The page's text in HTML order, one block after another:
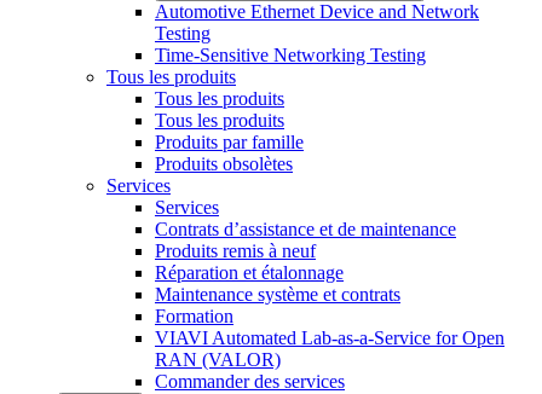
Automotive Ethernet Device and Network
Testing
Time-Sensitive Networking Testing
Tous les produits
Tous les produits
Tous les produits
Produits par famille
Produits obsolètes
Services
Services
Contrats d’assistance et de maintenance
Produits remis à neuf
Réparation et étalonnage
Maintenance système et contrats
Formation
VIAVI Automated Lab-as-a-Service for Open
RAN (VALOR)
Commander des services